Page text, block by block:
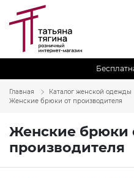
Главная
Каталог женской одежды
Женские брюки от производителя
Женские брюки
производителя